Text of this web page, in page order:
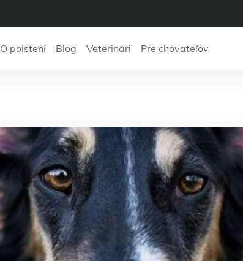
O poistení Blog Veterinári Pre chovateľov